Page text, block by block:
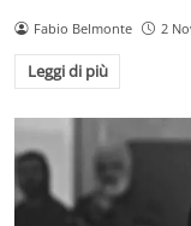
Fabio Belmonte 2
Leggi di più